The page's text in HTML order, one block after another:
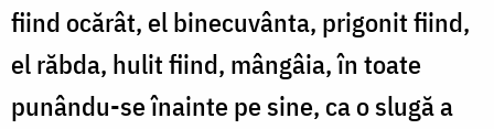
fiind ocărât, el binecuvânta, prigonit fiind,
el răbda, hulit fiind, mângâia, în toate
punându-se înainte pe sine, ca o slugă a